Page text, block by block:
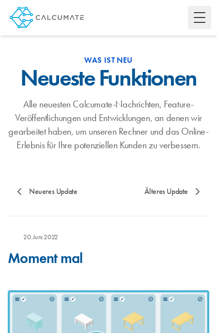
WAS IST NEU
Neueste Funktionen
Alle neuesten Calcumate-Nachrichten, Feature-
Veröffentlichungen und Entwicklungen, an denen wir
gearbeitet haben, um unseren Rechner und das Online-
Erlebnis für Ihre potenziellen Kunden zu verbessern.
Neueres Update Älteres Update
20. Juni 2022
Moment mal